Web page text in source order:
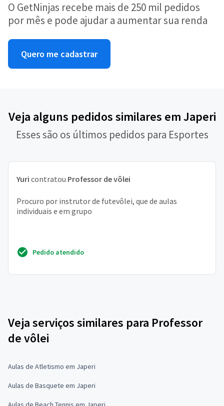
O GetNinjas recebe mais de 250 mil pedidos
por mês e pode ajudar a aumentar sua renda
Quero me cadastrar
Veja alguns pedidos similares em Japeri
Esses são os últimos pedidos para Esportes
Yuri contratou Professor de vôlei
Procuro por instrutor de futevôlei, que de aulas
individuais e em grupo
Pedido atendido
Veja serviços similares para Professor
de vôlei
Aulas de Atletismo em Japeri
Aulas de Basquete em Japeri